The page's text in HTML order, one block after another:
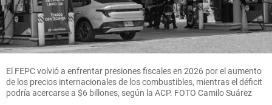
El FEPC volvió a enfrentar presiones fiscales en 2026 por el aumento
de los precios internacionales de los combustibles, mientras el déficit
podría acercarse a $6 billones, según la ACP. FOTO Camilo Suárez